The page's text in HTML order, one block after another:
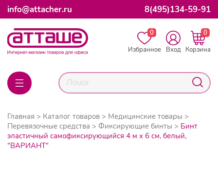
info@attacher.ru 8(495)134-59-91
0
Избранное
Вход
0
Корзина
Главная Каталог товаров
Медицинские товары
Перевязочные средства
Фиксирующие бинты
Бинт
эластичный самофиксирующийся 4 м х 6 см, белый,
"ВАРИАНТ"